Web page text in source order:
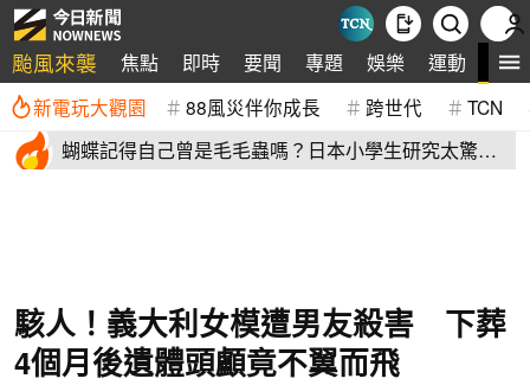
颱風來襲 焦點 即時 要聞 專題 娛樂 運動 全
新電玩大觀園 88風災伴你成長 跨世代 TCN
蝴蝶記得自己曾是毛毛蟲嗎？日本小學生研究太驚
駭人！義大利女模遭男友殺害 下葬
4個月後遺體頭顱竟不翼而飛